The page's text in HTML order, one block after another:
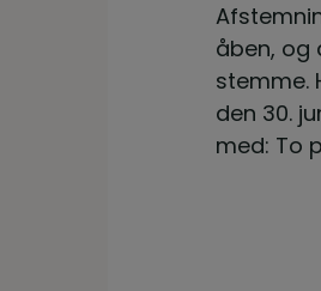
din
åben, og
stemme.
den 30.
med: To